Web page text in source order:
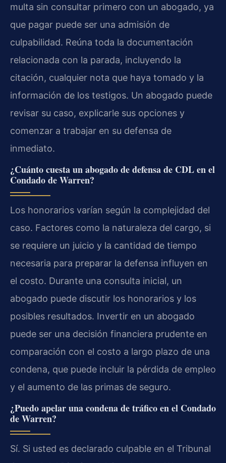
multa sin consultar primero con un abogado, ya
que pagar puede ser una admisión de
culpabilidad. Reúna toda la documentación
relacionada con la parada, incluyendo la
citación, cualquier nota que haya tomado y la
información de los testigos. Un abogado puede
revisar su caso, explicarle sus opciones y
comenzar a trabajar en su defensa de
inmediato.
¿Cuánto cuesta un abogado de defensa de CDL en el
Condado de Warren?
Los honorarios varían según la complejidad del
caso. Factores como la naturaleza del cargo, si
se requiere un juicio y la cantidad de tiempo
necesaria para preparar la defensa influyen en
el costo. Durante una consulta inicial, un
abogado puede discutir los honorarios y los
posibles resultados. Invertir en un abogado
puede ser una decisión financiera prudente en
comparación con el costo a largo plazo de una
condena, que puede incluir la pérdida de empleo
y el aumento de las primas de seguro.
¿Puedo apelar una condena de tráfico en el Condado
de Warren?
Sí. Si usted es declarado culpable en el Tribunal